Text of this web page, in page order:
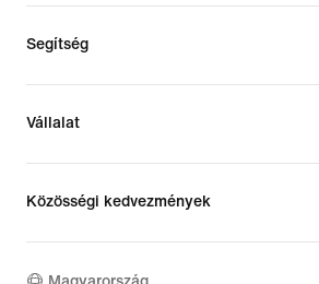
Segítség
Vállalat
Közösségi kedvezmények
Magyarország